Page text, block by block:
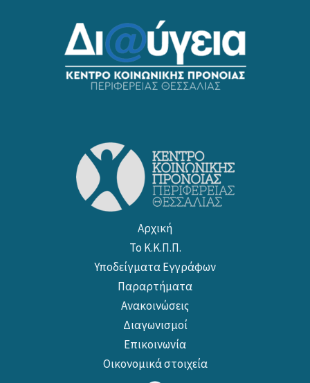
Αρχική
Το Κ.Κ.Π.Π.
Υποδείγματα Εγγράφων
Παραρτήματα
Ανακοινώσεις
Διαγωνισμοί
Επικοινωνία
Οικονομικά στοιχεία